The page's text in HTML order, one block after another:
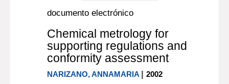
documento electrónico
Chemical metrology for
supporting regulations and
conformity assessment
NARIZANO, ANNAMARIA |2002